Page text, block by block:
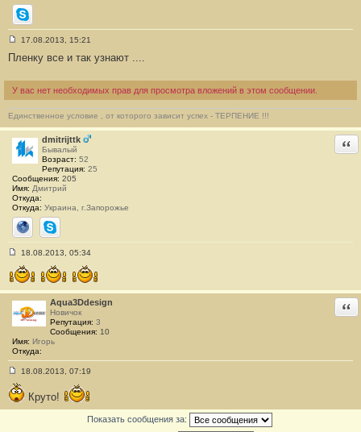
Skype
о
щ
е
и
1
17.08.2013, 15:21
Пленку все и так узнают ....
У вас нет необходимых прав для просмотра вложений в этом сообщении.
Единственное условие , от которого зависит успех - ТЕРПЕНИЕ !!!
dmitrijttk
Бывалый
Возраст: 52
Репутация: 25
Сообщения: 205
Имя: Дмитрий
Откуда:
Откуда: Украина, г.Запорожье
СайтSkype
о
о
б
е
н
и
е
#
2
18.08.2013, 05:34
Aqua3Ddesign
Новичок
Репутация: 3
Сообщения: 10
Имя: Игорь
Откуда:
о
о
18.08.2013, 07:19
Круто!
Показать сообщения за: